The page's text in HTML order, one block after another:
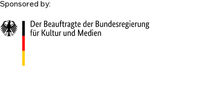
Sponsored by: